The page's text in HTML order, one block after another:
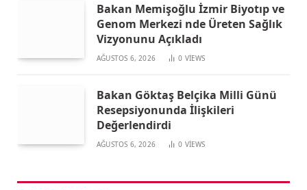
Bakan Memişoğlu İzmir Biyotıp ve
Genom Merkezi nde Üreten Sağlık
Vizyonunu Açıkladı
AĞUSTOS 6, 2026 0 VIEWS
Bakan Göktaş Belçika Milli Günü
Resepsiyonunda İlişkileri
Değerlendirdi
AĞUSTOS 6, 2026 0 VIEWS